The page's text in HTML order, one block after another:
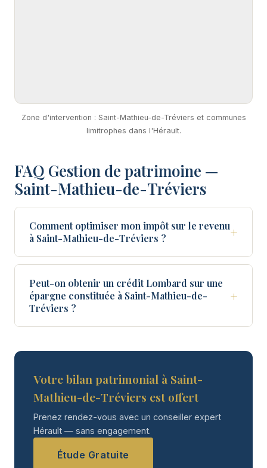
Zone d'intervention : Saint-Mathieu-de-Tréviers et communes
limitrophes dans l'Hérault.
FAQ Gestion de patrimoine —
Saint-Mathieu-de-Tréviers
Comment optimiser mon impôt sur le revenu
à Saint-Mathieu-de-Tréviers ?
+
Peut-on obtenir un crédit Lombard sur une
épargne constituée à Saint-Mathieu-de-
Tréviers ?
+
Votre bilan patrimonial à Saint-
Mathieu-de-Tréviers est offert
Prenez rendez-vous avec un conseiller expert
Hérault — sans engagement.
Étude Gratuite